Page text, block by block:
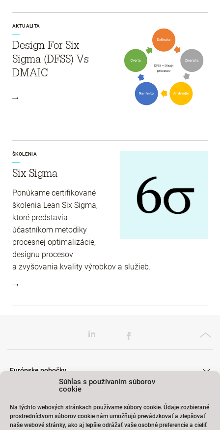
Súhlas s používaním súborov
cookie
Na týchto webových stránkach používame súbory cookie. Údaje zozbierané
prostredníctvom súborov cookie nám umožňujú prevádzkovať a zlepšovať
naše webové stránky, ako aj lepšie odrážať vaše osobné preferencie a cieliť
AKTUALITA
Design For Six
Sigma (DFSS) Vs
DMAIC
ŠKOLENIA
Six Sigma
Ponúkame certifikované
školenia Lean Six Sigma,
ktoré predstavia
účastníkom metodiky
procesnej optimalizácie,
designu procesov
a zvyšovania kvality výrobkov a služieb.
Európske pobočky
Školenia